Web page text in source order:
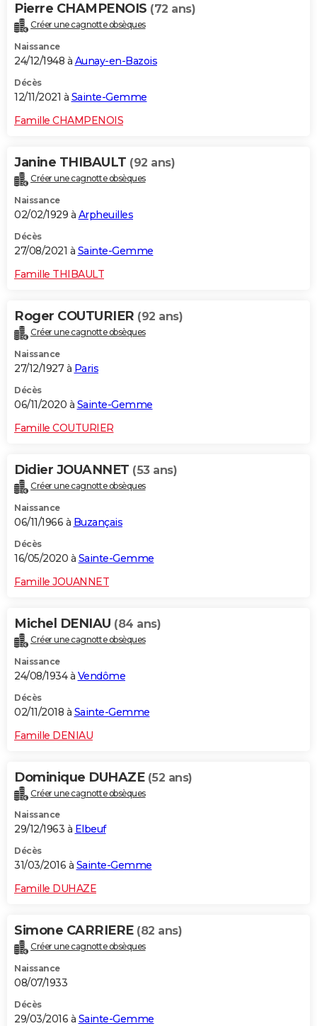
Pierre CHAMPENOIS (72 ans)
Créer une cagnotte obsèques
Naissance
24/12/1948 à Aunay-en-Bazois
Décès
12/11/2021 à Sainte-Gemme
Famille CHAMPENOIS
Janine THIBAULT (92 ans)
Créer une cagnotte obsèques
Naissance
02/02/1929 à Arpheuilles
Décès
27/08/2021 à Sainte-Gemme
Famille THIBAULT
Roger COUTURIER (92 ans)
Créer une cagnotte obsèques
Naissance
27/12/1927 à Paris
Décès
06/11/2020 à Sainte-Gemme
Famille COUTURIER
Didier JOUANNET (53 ans)
Créer une cagnotte obsèques
Naissance
06/11/1966 à Buzançais
Décès
16/05/2020 à Sainte-Gemme
Famille JOUANNET
Michel DENIAU (84 ans)
Créer une cagnotte obsèques
Naissance
24/08/1934 à Vendôme
Décès
02/11/2018 à Sainte-Gemme
Famille DENIAU
Dominique DUHAZE (52 ans)
Créer une cagnotte obsèques
Naissance
29/12/1963 à Elbeuf
Décès
31/03/2016 à Sainte-Gemme
Famille DUHAZE
Simone CARRIERE (82 ans)
Créer une cagnotte obsèques
Naissance
08/07/1933
Décès
29/03/2016 à Sainte-Gemme